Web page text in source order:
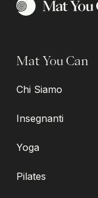
Mat You Can
Chi Siamo
Insegnanti
Yoga
Pilates